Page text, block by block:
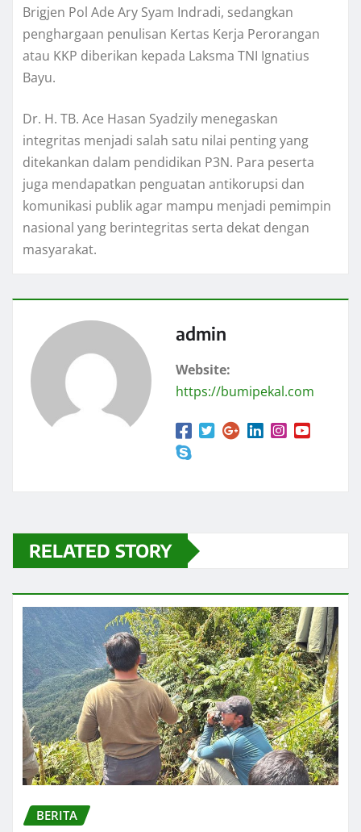
Brigjen Pol Ade Ary Syam Indradi, sedangkan
penghargaan penulisan Kertas Kerja Perorangan
atau KKP diberikan kepada Laksma TNI Ignatius
Bayu.
Dr. H. TB. Ace Hasan Syadzily menegaskan
integritas menjadi salah satu nilai penting yang
ditekankan dalam pendidikan P3N. Para peserta
juga mendapatkan penguatan antikorupsi dan
komunikasi publik agar mampu menjadi pemimpin
nasional yang berintegritas serta dekat dengan
masyarakat.
admin
Website:
https://bumipekal.com
RELATED STORY
BERITA